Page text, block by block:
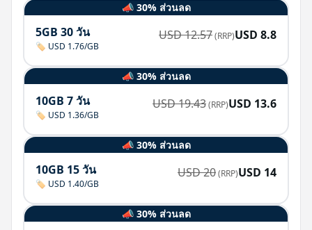
📣 30% ส่วนลด
5GB 30 วัน
🏷️ USD 1.76/GB
USD12.57(RRP)USD 8.8
📣 30% ส่วนลด
10GB 7 วัน
🏷️ USD 1.36/GB
USD19.43(RRP)USD 13.6
📣 30% ส่วนลด
10GB 15 วัน
🏷️ USD 1.40/GB
USD20(RRP)USD 14
📣 30% ส่วนลด